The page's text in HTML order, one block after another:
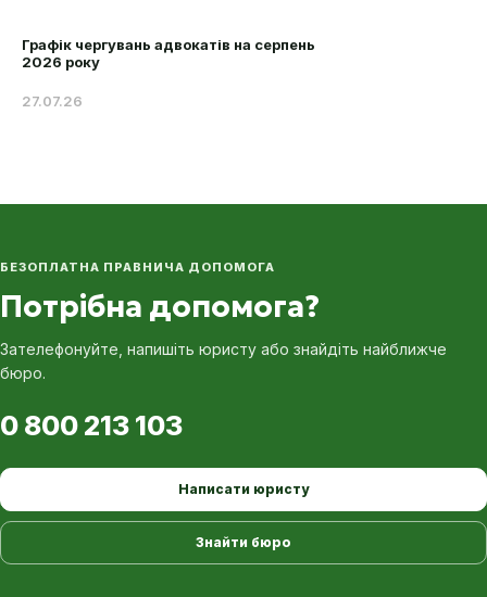
Графік чергувань адвокатів на серпень
2026 року
27.07.26
БЕЗОПЛАТНА ПРАВНИЧА ДОПОМОГА
Потрібна допомога?
Зателефонуйте, напишіть юристу або знайдіть найближче
бюро.
0 800 213 103
Написати юристу
Знайти бюро